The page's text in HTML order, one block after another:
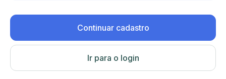
Continuar cadastro
Ir para o login